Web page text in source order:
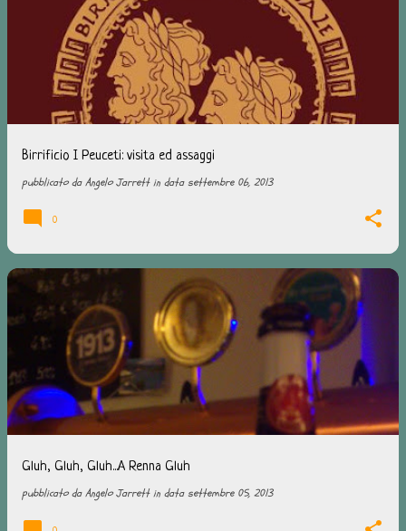
Birrificio I Peuceti: visita ed assaggi
pubblicato daAngelo Jarrett in data settembre 06, 2013
0
Gluh, Gluh, Gluh...A Renna Gluh
pubblicato daAngelo Jarrett in data settembre 05, 2013